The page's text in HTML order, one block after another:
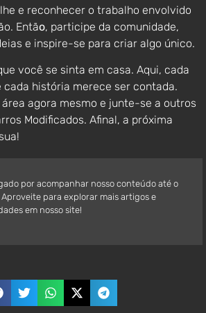
e reconhecer o trabalho envolvido
Então, participe da comunidade,
e inspire-se para criar algo único.
você se sinta em casa. Aqui, cada
cada história merece ser contada.
agora mesmo e junte-se a outros
Modificados. Afinal, a próxima
por acompanhar nosso conteúdo até o
Aproveite para explorar mais artigos e
em nosso site!